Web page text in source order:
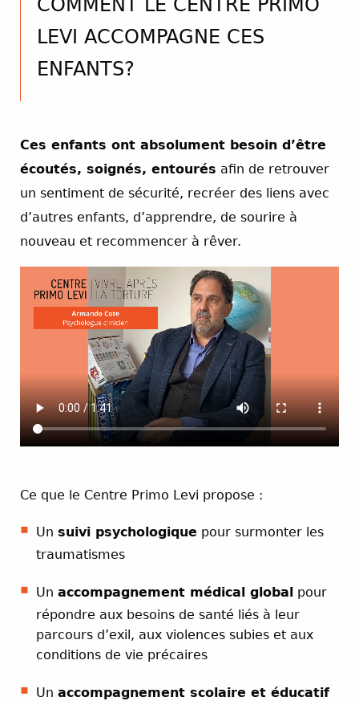
COMMENT LE CENTRE PRIMO
LEVI ACCOMPAGNE CES
ENFANTS?
Ces enfants ont absolument besoin d’être
écoutés, soignés, entourés afin de retrouver
un sentiment de sécurité, recréer des liens avec
d’autres enfants, d’apprendre, de sourire à
nouveau et recommencer à rêver.
Ce que le Centre Primo Levi propose :
Un suivi psychologique pour surmonter les
traumatismes
Un accompagnement médical global pour
répondre aux besoins de santé liés à leur
parcours d’exil, aux violences subies et aux
conditions de vie précaires
Un accompagnement scolaire et éducatif